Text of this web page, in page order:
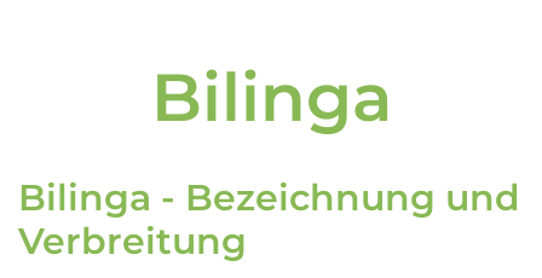
Bilinga
Bilinga - Bezeichnung und
Verbreitung